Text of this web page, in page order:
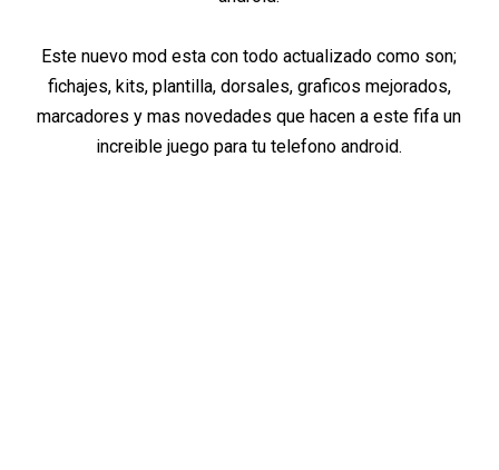
Este nuevo mod esta con todo actualizado como son;
fichajes, kits, plantilla, dorsales, graficos mejorados,
marcadores y mas novedades que hacen a este fifa un
increible juego para tu telefono android.